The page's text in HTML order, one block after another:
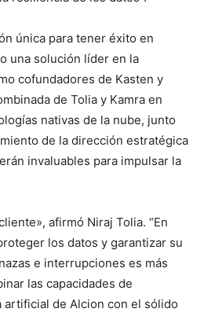
única para tener éxito en
una solución líder en la
cofundadores de Kasten y
de Tolia y Kamra en
nativas de la nube, junto
de la dirección estratégica
invaluables para impulsar la
afirmó Niraj Tolia. “En
los datos y garantizar su
e interrupciones es más
las capacidades de
de Alcion con el sólido